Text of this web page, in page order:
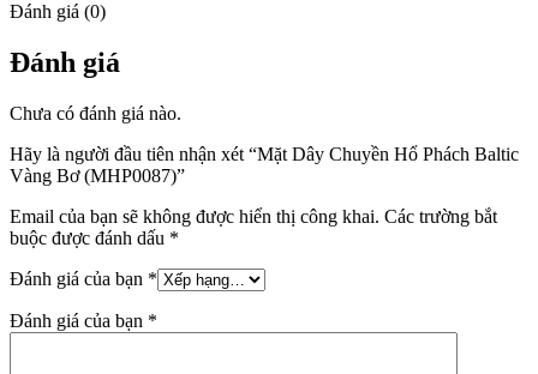
Đánh giá (0)
Đánh giá
Chưa có đánh giá nào.
Hãy là người đầu tiên nhận xét “Mặt Dây Chuyền Hổ Phách Baltic
Vàng Bơ (MHP0087)”
Email của bạn sẽ không được hiển thị công khai. Các trường bắt
buộc được đánh dấu *
Đánh giá của bạn *
Đánh giá của bạn *